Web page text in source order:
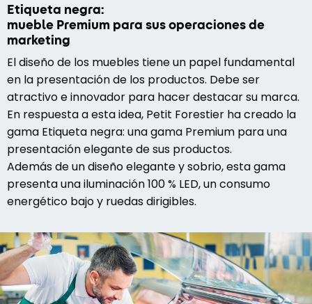
Etiqueta negra:
mueble Premium para sus operaciones de
marketing
El diseño de los muebles tiene un papel fundamental
en la presentación de los productos. Debe ser
atractivo e innovador para hacer destacar su marca.
En respuesta a esta idea, Petit Forestier ha creado la
gama Etiqueta negra: una gama Premium para una
presentación elegante de sus productos.
Además de un diseño elegante y sobrio, esta gama
presenta una iluminación 100 % LED, un consumo
energético bajo y ruedas dirigibles.